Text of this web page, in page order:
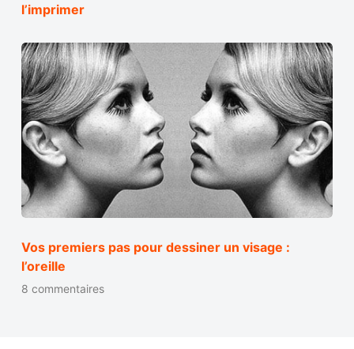
l’imprimer
Vos premiers pas pour dessiner un visage :
l’oreille
8 commentaires